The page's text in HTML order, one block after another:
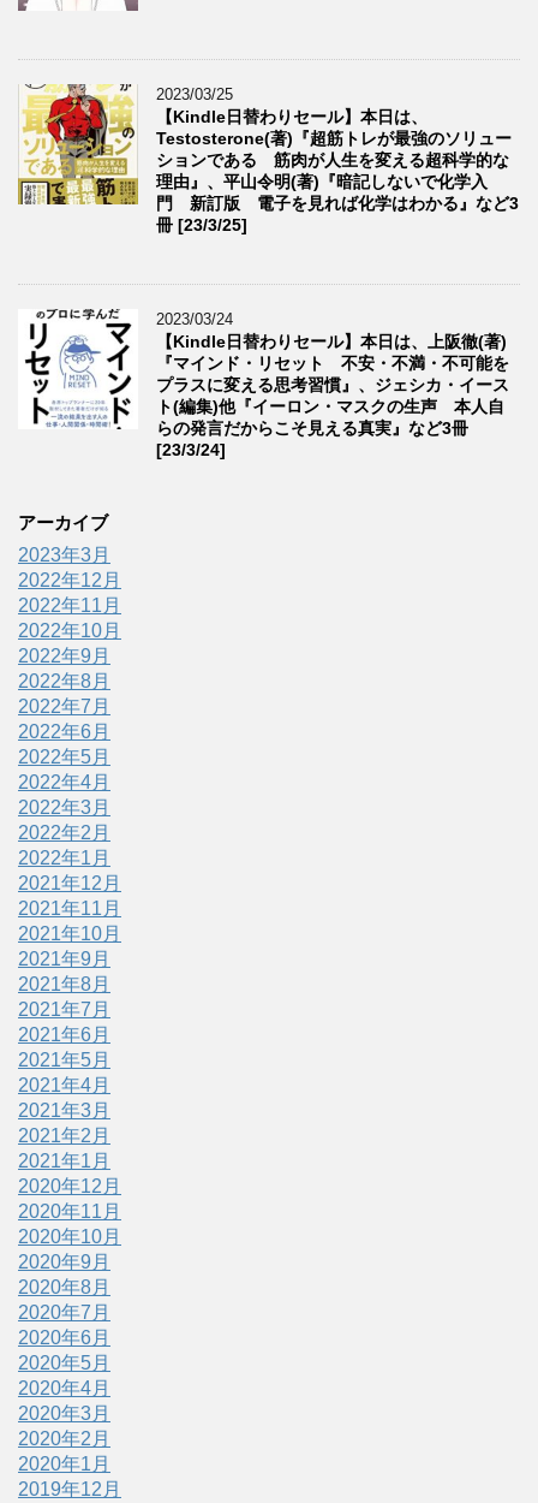
2023/03/25
【Kindle日替わりセール】本日は、
Testosterone(著)『超筋トレが最強のソリュー
ションである 筋肉が人生を変える超科学的な
理由』、平山令明(著)『暗記しないで化学入
門 新訂版 電子を見れば化学はわかる』など3
冊 [23/3/25]
2023/03/24
【Kindle日替わりセール】本日は、上阪徹(著)
『マインド・リセット 不安・不満・不可能を
プラスに変える思考習慣』、ジェシカ・イース
ト(編集)他『イーロン・マスクの生声 本人自
らの発言だからこそ見える真実』など3冊
[23/3/24]
アーカイブ
2023年3月
2022年12月
2022年11月
2022年10月
2022年9月
2022年8月
2022年7月
2022年6月
2022年5月
2022年4月
2022年3月
2022年2月
2022年1月
2021年12月
2021年11月
2021年10月
2021年9月
2021年8月
2021年7月
2021年6月
2021年5月
2021年4月
2021年3月
2021年2月
2021年1月
2020年12月
2020年11月
2020年10月
2020年9月
2020年8月
2020年7月
2020年6月
2020年5月
2020年4月
2020年3月
2020年2月
2020年1月
2019年12月